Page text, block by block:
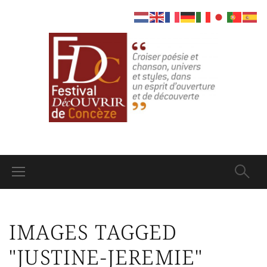
IMAGES TAGGED
"JUSTINE-JEREMIE"